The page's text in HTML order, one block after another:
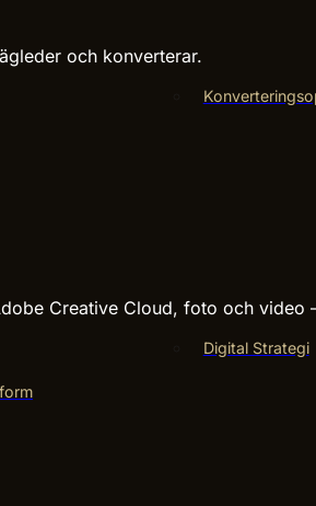
och konverterar.
Creative Cloud, foto och video
Digital Strategi